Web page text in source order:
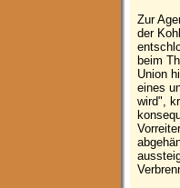
Zur
der
beim
Union
eines
wird",